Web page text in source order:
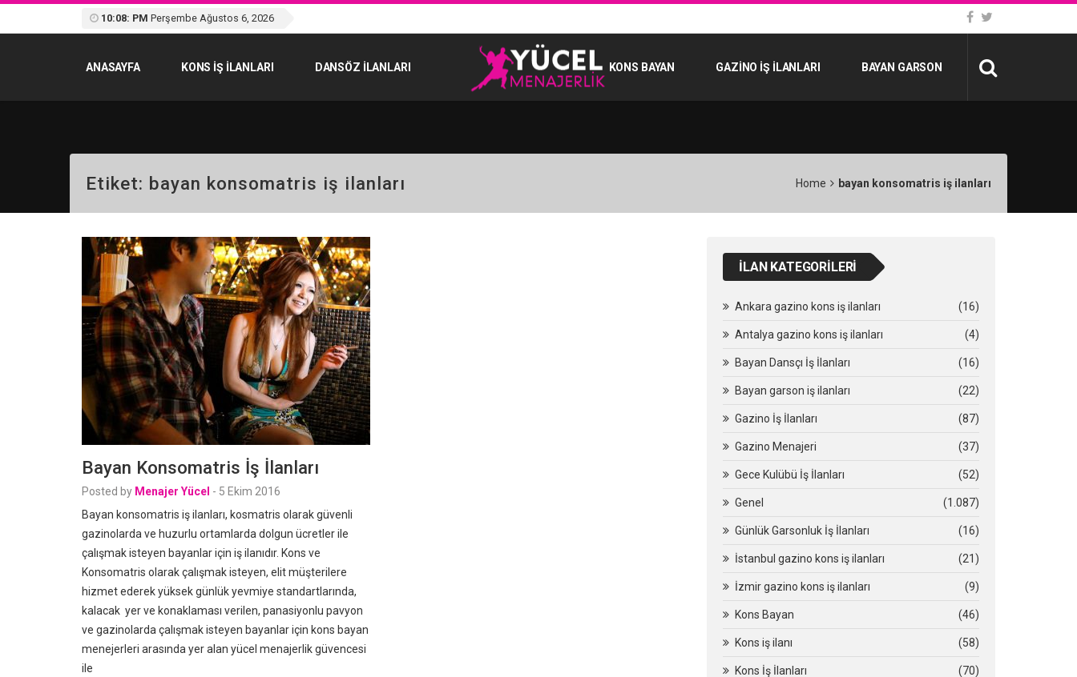
10:08: PM Perşembe Ağustos 6, 2026
ANASAYFA KONS IŞ ILANLARI DANSÖZ İLANLARI KONS BAYAN GAZINO İŞ İLANLARI BAYAN GARSON
Etiket: bayan konsomatris iş ilanları Home bayan konsomatris iş ilanları
Bayan Konsomatris İş İlanları
Posted by Menajer Yücel - 5 Ekim 2016
Bayan konsomatris iş ilanları, kosmatris olarak güvenli
gazinolarda ve huzurlu ortamlarda dolgun ücretler ile
çalışmak isteyen bayanlar için iş ilanıdır. Kons ve
Konsomatris olarak çalışmak isteyen, elit müşterilere
hizmet ederek yüksek günlük yevmiye standartlarında,
kalacak yer ve konaklaması verilen, panasiyonlu pavyon
ve gazinolarda çalışmak isteyen bayanlar için kons bayan
menejerleri arasında yer alan yücel menajerlik güvencesi
ile
İLAN KATEGORILERI
Ankara gazino kons iş ilanları (16)
Antalya gazino kons iş ilanları (4)
Bayan Dansçı İş İlanları (16)
Bayan garson iş ilanları (22)
Gazino İş İlanları (87)
Gazino Menajeri (37)
Gece Kulübü İş İlanları (52)
Genel (1.087)
Günlük Garsonluk İş İlanları (16)
İstanbul gazino kons iş ilanları (21)
İzmir gazino kons iş ilanları (9)
Kons Bayan (46)
Kons iş ilanı (58)
Kons İş İlanları (70)